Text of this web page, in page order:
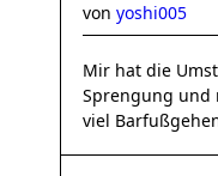
von yoshi005
Mir hat die
Sprengung und
viel